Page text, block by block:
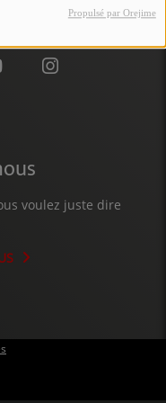
Propulsé par Orejime
voulez juste dire